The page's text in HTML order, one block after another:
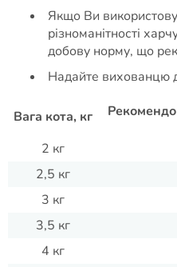
Якщо Ви
різноманітності
добову норму, що
Надайте вихованцю
Вага кота, кг
2 кг
2,5 кг
3 кг
3,5 кг
4 кг